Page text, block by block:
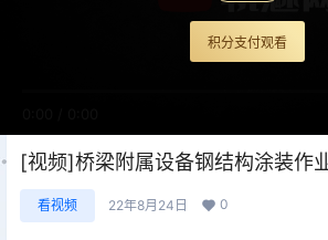
积分支付观看
[视频]桥梁附属设备钢结构涂装作
看视频 22年8月24日 0